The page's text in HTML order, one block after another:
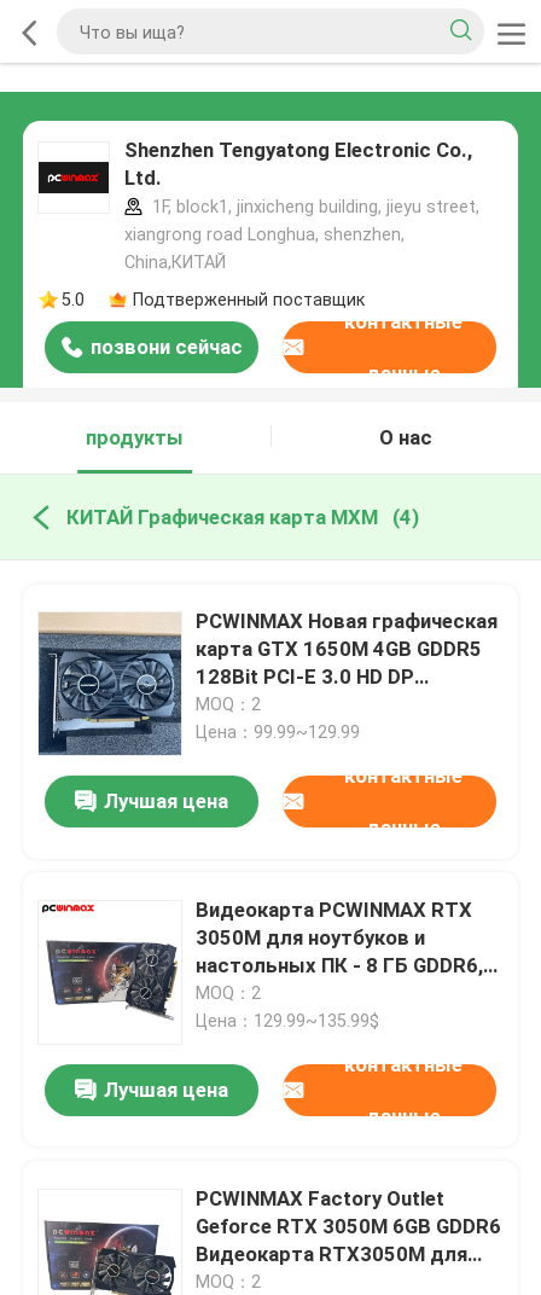
Shenzhen Tengyatong Electronic Co.,
Ltd.
1F, block1, jinxicheng building, jieyu street,
xiangrong road Longhua, shenzhen,
China,КИТАЙ
5.0
Подтверженный поставщик
позвони сейчас
контактные
данные
продукты О нас
КИТАЙ Графическая карта MXM (4)
PCWINMAX Новая графическая
карта GTX 1650M 4GB GDDR5
128Bit PCI-E 3.0 HD DP
Выходный графический
процессор для оптовой
MOQ：2
Цена：99.99~129.99
Лучшая цена
контактные
данные
Видеокарта PCWINMAX RTX
3050M для ноутбуков и
настольных ПК - 8 ГБ GDDR6,
128 бит, с портом HD Display
Port
MOQ：2
Цена：129.99~135.99$
Лучшая цена
контактные
данные
PCWINMAX Factory Outlet
Geforce RTX 3050M 6GB GDDR6
Видеокарта RTX3050M для
ноутбуков с выходами HD и DP
MOQ：2